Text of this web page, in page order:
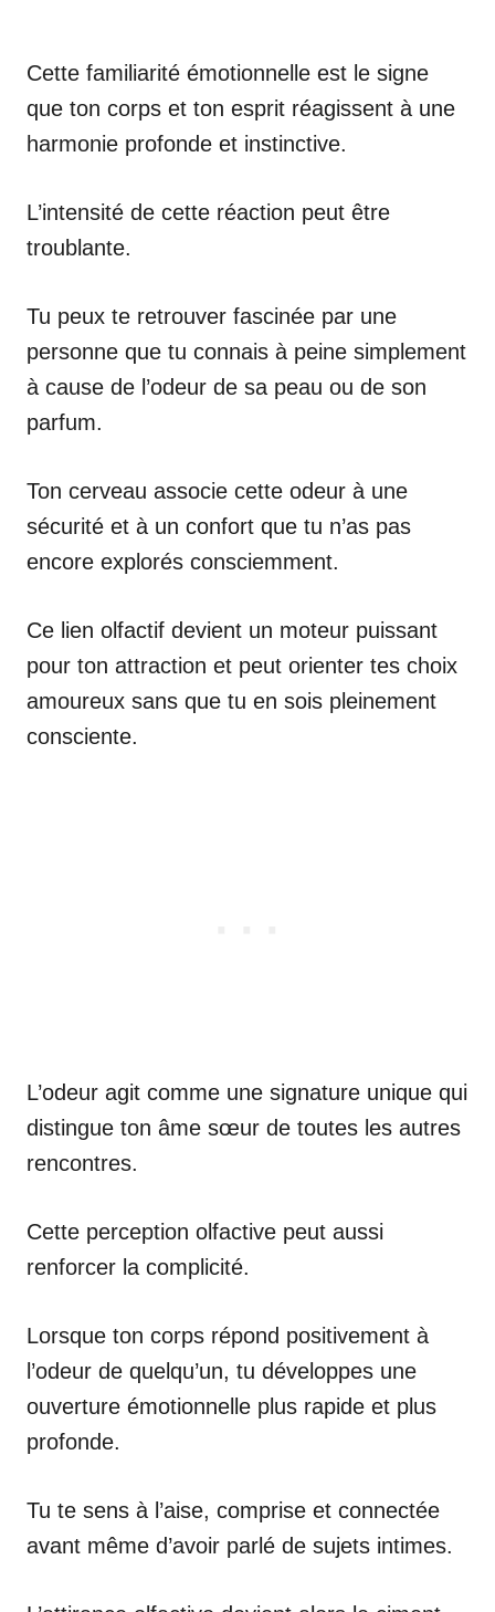
Cette familiarité émotionnelle est le signe
que ton corps et ton esprit réagissent à une
harmonie profonde et instinctive.
L’intensité de cette réaction peut être
troublante.
Tu peux te retrouver fascinée par une
personne que tu connais à peine simplement
à cause de l’odeur de sa peau ou de son
parfum.
Ton cerveau associe cette odeur à une
sécurité et à un confort que tu n’as pas
encore explorés consciemment.
Ce lien olfactif devient un moteur puissant
pour ton attraction et peut orienter tes choix
amoureux sans que tu en sois pleinement
consciente.
L’odeur agit comme une signature unique qui
distingue ton âme sœur de toutes les autres
rencontres.
Cette perception olfactive peut aussi
renforcer la complicité.
Lorsque ton corps répond positivement à
l’odeur de quelqu’un, tu développes une
ouverture émotionnelle plus rapide et plus
profonde.
Tu te sens à l’aise, comprise et connectée
avant même d’avoir parlé de sujets intimes.